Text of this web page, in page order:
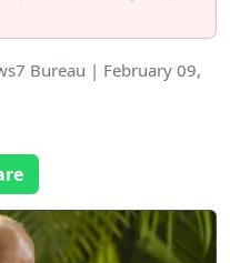
Bureau | February 09,